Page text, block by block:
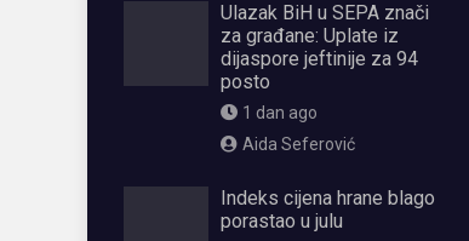
Ulazak BiH u SEPA znači
za građane: Uplate iz
dijaspore jeftinije za 94
posto
1 dan ago
Aida Seferović
Indeks cijena hrane blago
porastao u julu